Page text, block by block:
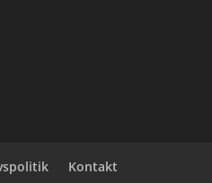
Kontakt